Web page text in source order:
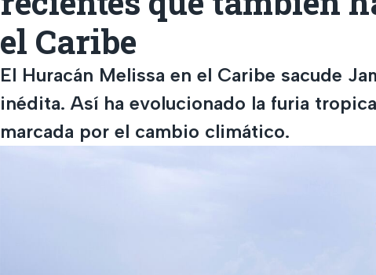
el Caribe
El Huracán Melissa en el Caribe sacude
inédita. Así ha evolucionado la furia
marcada por el cambio climático.